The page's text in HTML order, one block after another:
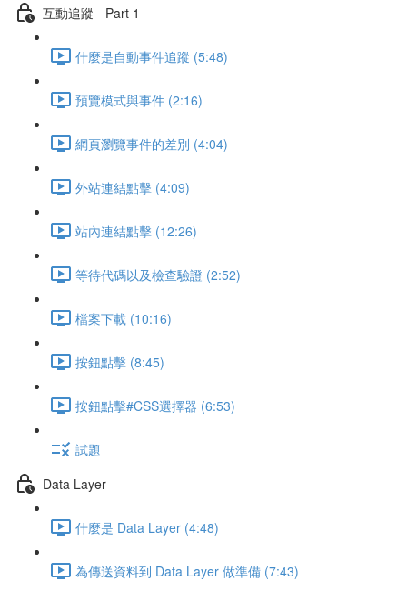
互動追蹤 - Part 1
什麼是自動事件追蹤 (5:48)
預覽模式與事件 (2:16)
網頁瀏覽事件的差別 (4:04)
外站連結點擊 (4:09)
站內連結點擊 (12:26)
等待代碼以及檢查驗證 (2:52)
檔案下載 (10:16)
按鈕點擊 (8:45)
按鈕點擊#CSS選擇器 (6:53)
試題
Data Layer
什麼是 Data Layer (4:48)
為傳送資料到 Data Layer 做準備 (7:43)